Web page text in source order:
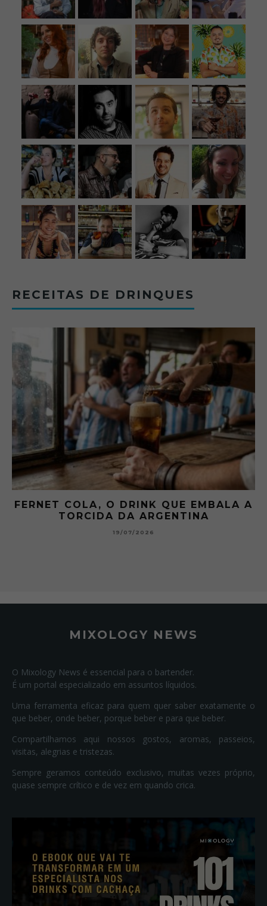
RECEITAS DE DRINQUES
FERNET COLA, O DRINK QUE EMBALA A
TORCIDA DA ARGENTINA
19/07/2026
MIXOLOGY NEWS
O Mixology News é essencial para o bartender.
É um portal especializado em assuntos líquidos.
Uma ferramenta eficaz para quem quer saber exatamente o
que beber, onde beber, porque beber e para que beber.
Compartilhamos aqui nossos gostos, aromas, passeios,
visitas, alegrias e tristezas.
Sempre geramos conteúdo exclusivo, muitas vezes próprio,
quase sempre crítico e de vez em quando crica.